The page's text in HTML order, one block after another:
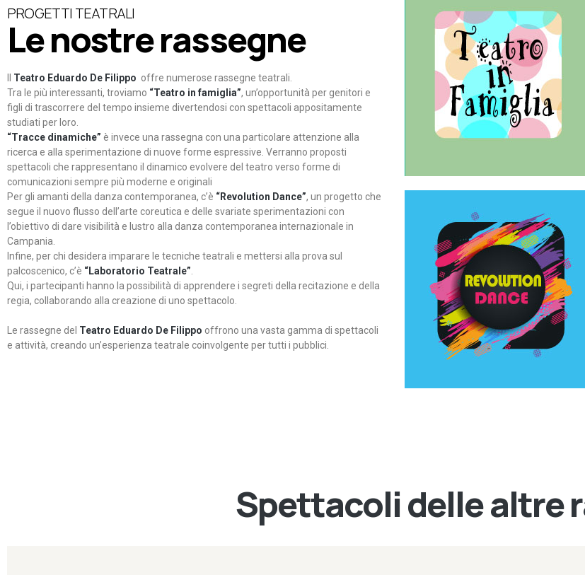
PROGETTI TEATRALI
Le nostre rassegne
Teatro Eduardo De Filippo offre numerose rassegne teatrali.
Tra le più interessanti, troviamo “Teatro in famiglia”, un’opportunità per genitori e
figli di trascorrere del tempo insieme divertendosi con spettacoli appositamente
studiati per loro.
“Tracce dinamiche” è invece una rassegna con una particolare attenzione alla
ricerca e alla sperimentazione di nuove forme espressive. Verranno proposti
spettacoli che rappresentano il dinamico evolvere del teatro verso forme di
comunicazioni sempre più moderne e originali
Per gli amanti della danza contemporanea, c’è “Revolution Dance”, un progetto che
segue il nuovo flusso dell’arte coreutica e delle svariate sperimentazioni con
l’obiettivo di dare visibilità e lustro alla danza contemporanea internazionale in
Campania.
Infine, per chi desidera imparare le tecniche teatrali e mettersi alla prova sul
palcoscenico, c’è “Laboratorio Teatrale”
Qui, i partecipanti hanno la possibilità di apprendere i segreti della recitazione e della
regia, collaborando alla creazione di uno spettacolo.
Le rassegne del Teatro Eduardo De Filippo offrono una vasta gamma di spettacoli
e attività, creando un’esperienza teatrale coinvolgente per tutti i pubblici.
Teatro in famiglia
Teatro In Famiglia è una
rassegna di teatro concepita
per far condividere e godere
del teatro all’intera famiglia.
Continua
Revolution Dance
Rassegna di danza
contemporanea – I Edizione
Continua
Spettacoli delle altre